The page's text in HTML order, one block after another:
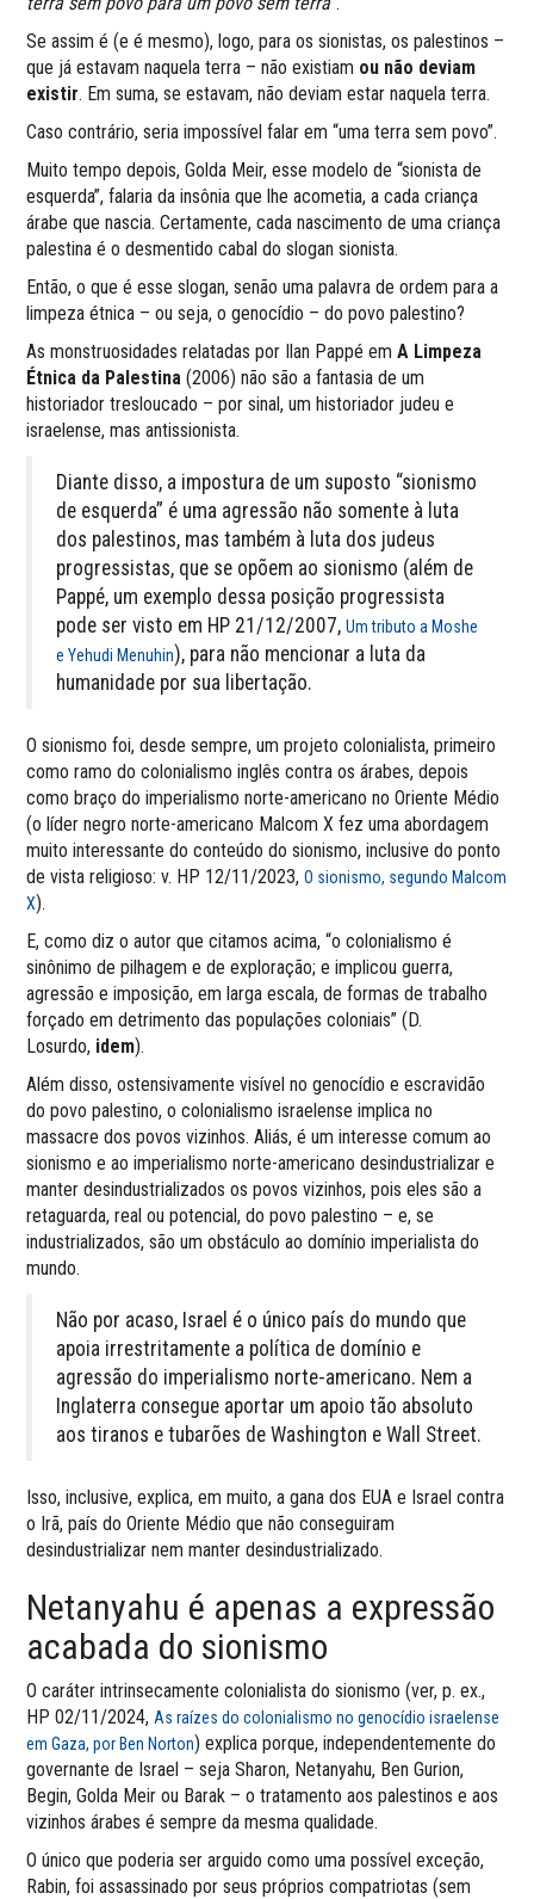
Se assim é (e é mesmo), logo, para os sionistas, os palestinos –
que já estavam naquela terra – não existiam ou não deviam
existir. Em suma, se estavam, não deviam estar naquela terra.
Caso contrário, seria impossível falar em “uma terra sem povo”.
Muito tempo depois, Golda Meir, esse modelo de “sionista de
esquerda”, falaria da insônia que lhe acometia, a cada criança
árabe que nascia. Certamente, cada nascimento de uma criança
palestina é o desmentido cabal do slogan sionista.
Então, o que é esse slogan, senão uma palavra de ordem para a
limpeza étnica – ou seja, o genocídio – do povo palestino?
As monstruosidades relatadas por Ilan Pappé emA Limpeza
Étnica da Palestina (2006) não são a fantasia de um
historiador tresloucado – por sinal, um historiador judeu e
israelense, mas antissionista.
Diante disso, a impostura de um suposto “sionismo
de esquerda” é uma agressão não somente à luta
dos palestinos, mas também à luta dos judeus
progressistas, que se opõem ao sionismo (além de
Pappé, um exemplo dessa posição progressista
pode ser visto em HP 21/12/2007,Um tributo a Moshe
e Yehudi Menuhin), para não mencionar a luta da
humanidade por sua libertação.
O sionismo foi, desde sempre, um projeto colonialista, primeiro
como ramo do colonialismo inglês contra os árabes, depois
como braço do imperialismo norte-americano no Oriente Médio
(o líder negro norte-americano Malcom X fez uma abordagem
muito interessante do conteúdo do sionismo, inclusive do ponto
de vista religioso: v. HP 12/11/2023,O sionismo, segundo Malcom
X).
E, como diz o autor que citamos acima, “o colonialismo é
sinônimo de pilhagem e de exploração; e implicou guerra,
agressão e imposição, em larga escala, de formas de trabalho
forçado em detrimento das populações coloniais” (D.
Losurdo, idem).
Além disso, ostensivamente visível no genocídio e escravidão
do povo palestino, o colonialismo israelense implica no
massacre dos povos vizinhos. Aliás, é um interesse comum ao
sionismo e ao imperialismo norte-americano desindustrializar e
manter desindustrializados os povos vizinhos, pois eles são a
retaguarda, real ou potencial, do povo palestino – e, se
industrializados, são um obstáculo ao domínio imperialista do
mundo.
Não por acaso, Israel é o único país do mundo que
apoia irrestritamente a política de domínio e
agressão do imperialismo norte-americano. Nem a
Inglaterra consegue aportar um apoio tão absoluto
aos tiranos e tubarões de Washington e Wall Street.
Isso, inclusive, explica, em muito, a gana dos EUA e Israel contra
o Irã, país do Oriente Médio que não conseguiram
desindustrializar nem manter desindustrializado.
Netanyahu é apenas a expressão
acabada do sionismo
O caráter intrinsecamente colonialista do sionismo (ver, p. ex.,
HP 02/11/2024, As raízes do colonialismo no genocídio israelense
em Gaza, por Ben Norton) explica porque, independentemente do
governante de Israel – seja Sharon, Netanyahu, Ben Gurion,
Begin, Golda Meir ou Barak – o tratamento aos palestinos e aos
vizinhos árabes é sempre da mesma qualidade.
O único que poderia ser arguido como uma possível exceção,
Rabin, foi assassinado por seus próprios compatriotas (sem